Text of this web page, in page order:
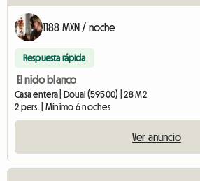
1188 MXN / noche
Respuesta rápida
El nido blanco
Casa entera | Douai (59500) | 28 M2
2 pers. | Mínimo 6 noches
Ver anuncio